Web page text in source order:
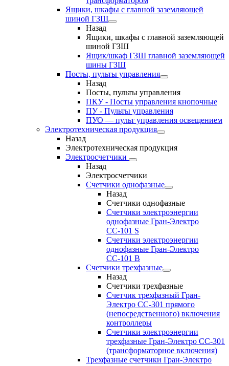
Ящики, шкафы с главной заземляющей
шиной ГЗШ
Назад
Ящики, шкафы с главной заземляющей
шиной ГЗШ
Ящик/шкаф ГЗШ главной заземляющей
шины ГЗШ
Посты, пульты управления
Назад
Посты, пульты управления
ПКУ - Посты управления кнопочные
ПУ - Пульты управления
ПУО — пульт управления освещением
Электротехническая продукция
Назад
Электротехническая продукция
Электросчетчики
Назад
Электросчетчики
Счетчики однофазные
Назад
Счетчики однофазные
Счетчики электроэнергии
однофазные Гран-Электро
СС-101 S
Счетчики электроэнергии
однофазные Гран-Электро
СС-101 B
Счетчики трехфазные
Назад
Счетчики трехфазные
Счетчик трехфазный Гран-
Электро CC-301 прямого
(непосредственного) включения
контроллеры
Счетчики электроэнергии
трехфазные Гран-Электро CC-301
(трансформаторное включения)
Трехфазные счетчики Гран-Электро